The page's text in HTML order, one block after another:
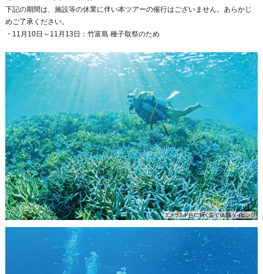
下記の期間は、施設等の休業に伴い本ツアーの催行はございません。あらかじ
めご了承ください。
・11月10日～11月13日：竹富島 種子取祭のため